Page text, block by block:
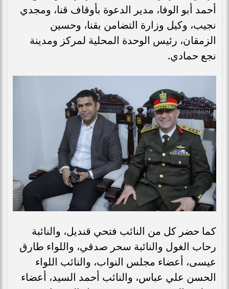
أحمد أبو الوفا، مدير الدعوة بأوقاف قنا، ومجدي
نجيب، وكيل وزارة التضامن بقنا، وحسين
الزمقان، رئيس الوحدة المحلية لمركز ومدينة
نجع حمادي.
كما حضر كل من النائب فتحي قنديل، والنائبة
رحاب الغول والنائبة سحر صدقي، واللواء طارق
عيسى، أعضاء مجلس النواب، والنائب اللواء
الحسن علي عباس، والنائب أحمد السيد، أعضاء